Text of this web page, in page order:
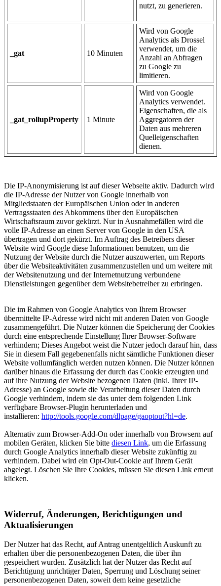
nutzt, zu generieren.
_gat 10 Minuten
Wird von Google
Analytics als Drossel
verwendet, um die
Anzahl an Abfragen
zu Google zu
limitieren.
_gat_rollupProperty 1 Minute
Wird von Google
Analytics verwendet.
Eigenschaften, die als
Aggregatoren der
Daten aus mehreren
Quelleigenschaften
dienen.
Die IP-Anonymisierung ist auf dieser Webseite aktiv. Dadurch wird
die IP-Adresse der Nutzer von Google innerhalb von
Mitgliedstaaten der Europäischen Union oder in anderen
Vertragsstaaten des Abkommens über den Europäischen
Wirtschaftsraum zuvor gekürzt. Nur in Ausnahmefällen wird die
volle IP-Adresse an einen Server von Google in den USA
übertragen und dort gekürzt. Im Auftrag des Betreibers dieser
Website wird Google diese Informationen benutzen, um die
Nutzung der Website durch die Nutzer auszuwerten, um Reports
über die Websiteaktivitäten zusammenzustellen und um weitere mit
der Websitenutzung und der Internetnutzung verbundene
Dienstleistungen gegenüber dem Websitebetreiber zu erbringen.
Die im Rahmen von Google Analytics von Ihrem Browser
übermittelte IP-Adresse wird nicht mit anderen Daten von Google
zusammengeführt. Die Nutzer können die Speicherung der Cookies
durch eine entsprechende Einstellung Ihrer Browser-Software
verhindern; Dieses Angebot weist die Nutzer jedoch darauf hin, dass
Sie in diesem Fall gegebenenfalls nicht sämtliche Funktionen dieser
Website vollumfänglich werden nutzen können. Die Nutzer können
darüber hinaus die Erfassung der durch das Cookie erzeugten und
auf ihre Nutzung der Website bezogenen Daten (inkl. Ihrer IP-
Adresse) an Google sowie die Verarbeitung dieser Daten durch
Google verhindern, indem sie das unter dem folgenden Link
verfügbare Browser-Plugin herunterladen und
installieren: http://tools.google.com/dlpage/gaoptout?hl=de.
Alternativ zum Browser-Add-On oder innerhalb von Browsern auf
mobilen Geräten, klicken Sie bitte diesen Link, um die Erfassung
durch Google Analytics innerhalb dieser Website zukünftig zu
verhindern. Dabei wird ein Opt-Out-Cookie auf Ihrem Gerät
abgelegt. Löschen Sie Ihre Cookies, müssen Sie diesen Link erneut
klicken.
Widerruf, Änderungen, Berichtigungen und
Aktualisierungen
Der Nutzer hat das Recht, auf Antrag unentgeltlich Auskunft zu
erhalten über die personenbezogenen Daten, die über ihn
gespeichert wurden. Zusätzlich hat der Nutzer das Recht auf
Berichtigung unrichtiger Daten, Sperrung und Löschung seiner
personenbezogenen Daten, soweit dem keine gesetzliche